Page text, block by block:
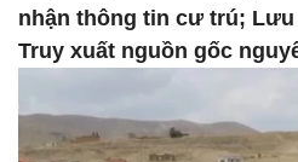
nhận thông tin cư trú;
Truy xuất nguồn gốc